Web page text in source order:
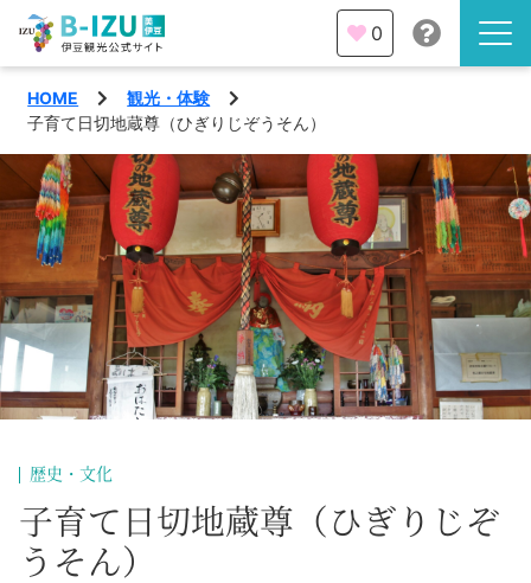
伊豆半島を知る
伊豆のみどころ
みる
あそぶ
あじわう
観光・体験
イベント
エリア
熱海市
沼津市
旅の計画
モデルコース
0
HOME
観光・体験
子育て日切地蔵尊（ひぎりじぞうそん）
歴史・文化
子育て日切地蔵尊（ひぎりじぞ
うそん）